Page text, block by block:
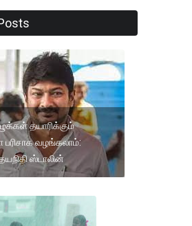
தயாரிக்கும்
வழங்கலாம்:
ஸ்டாலின்